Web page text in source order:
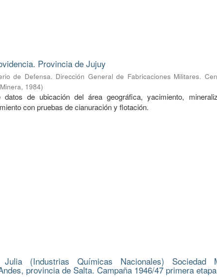
Provincia de Jujuy
de Defensa. Dirección General de Fabricaciones Militares.
, 1984)
datos de ubicación del área geográfica, yacimiento,
con pruebas de cianuración y flotación.
(Industrias Químicas Nacionales) Sociedad
provincia de Salta. Campaña 1946/47 primera etapa